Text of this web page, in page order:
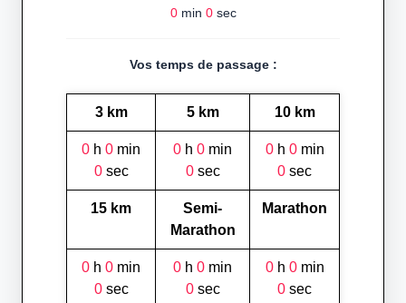
0min 0sec
Vos temps de passage :
3 km 5 km 10 km
0 h 0 min
0sec
0 h 0 min
0sec
0h 0min
0 sec
15 km
Semi-
Marathon
Marathon
0 h 0 min
0sec
0 h 0 min
0sec
0h 0min
0 sec